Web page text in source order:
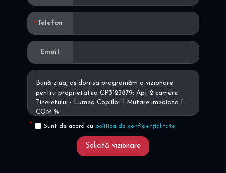
Telefon
Email
Sunt de acord cu politica de confidențialitate
Solicită vizionare